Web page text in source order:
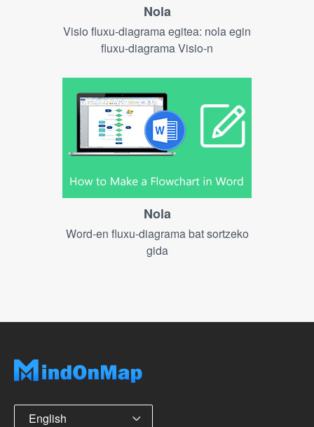
Nola
Visio fluxu-diagrama egitea: nola egin
fluxu-diagrama Visio-n
Nola
Word-en fluxu-diagrama bat sortzeko
gida
English